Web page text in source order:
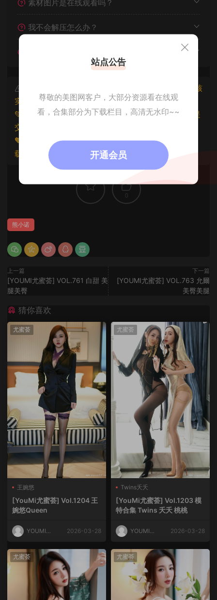
素材图片是在线观看吗？
我不会解压怎么办？
本文资源仅供个人参考学习，请勿批量搬运，一经核
实将封禁账号权限！
💚本文资源均来源网友分享，若侵犯了您的权益可以提
交工单处理。
🧡原文链接：https://www.znjfg.com/862.html
载请注明出处。
0
熊小诺
上一篇
[YOUMI尤蜜荟] VOL.761 白甜 美
腿美臀
下一篇
[YOUMI尤蜜荟] VOL.763 允爾
美臀美腿
猜你喜欢
尤蜜荟
王婉悠
[YouMi尤蜜荟] Vol.1204 王
婉悠Queen
YOUMI尤
2026-03-28
尤蜜荟
Twins夭夭
[YouMi尤蜜荟] Vol.1203 模
特合集 Twins 夭夭 桃桃
YOUMI尤
2026-03-28
尤蜜荟 尤蜜荟
站点公告
尊敬的美图网客户，大部分资源看在线观
看，合集部分为下载栏目，高清无水印~~
开通会员